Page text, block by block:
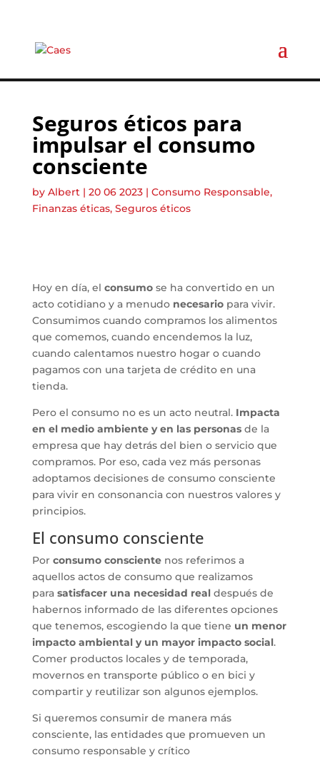
Seguros éticos para
impulsar el consumo
consciente
by Albert| 20 06 2023| Consumo Responsable,
Finanzas éticas, Seguros éticos
Hoy en día, el consumose ha convertido en un
acto cotidiano y a menudo necesariopara vivir.
Consumimos cuando compramos los alimentos
que comemos, cuando encendemos la luz,
cuando calentamos nuestro hogar o cuando
pagamos con una tarjeta de crédito en una
tienda.
Pero el consumo no es un acto neutral. Impacta
en el medio ambiente y en las personasde la
empresa que hay detrás del bien o servicio que
compramos. Por eso, cada vez más personas
adoptamos decisiones de consumo consciente
para vivir en consonancia con nuestros valores y
principios.
El consumo consciente
Por consumo conscientenos referimos a
aquellos actos de consumo que realizamos
para satisfacer una necesidad realdespués de
habernos informado de las diferentes opciones
que tenemos, escogiendo la que tiene un menor
impacto ambiental y un mayor impacto social.
Comer productos locales y de temporada,
movernos en transporte público o en bici y
compartir y reutilizar son algunos ejemplos.
Si queremos consumir de manera más
consciente, las entidades que promueven un
consumo responsable y crítico